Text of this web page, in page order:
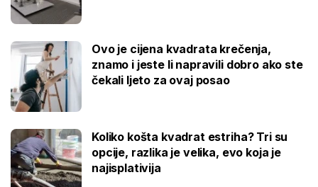
Ovo je cijena kvadrata krečenja,
znamo i jeste li napravili dobro ako ste
čekali ljeto za ovaj posao
Koliko košta kvadrat estriha? Tri su
opcije, razlika je velika, evo koja je
najisplativija